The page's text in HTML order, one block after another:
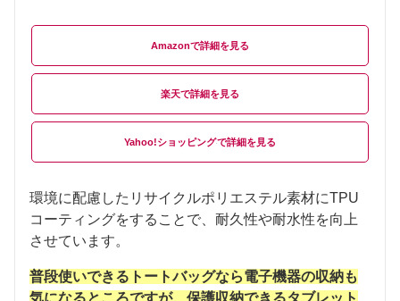
Amazon
楽天
Yahoo!ショッピング
環境に配慮したリサイクルポリエステル素材にTPU
コーティングをすることで、耐久性や耐水性を向上
させています。
普段使いできるトートバッグなら電子機器の収納も
気になるところですが、保護収納できるタブレット